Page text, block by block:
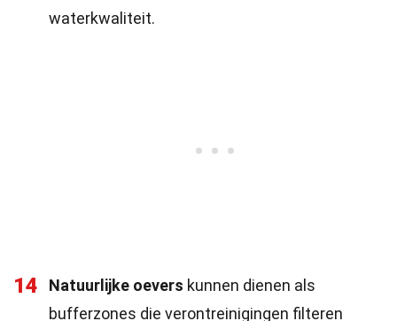
waterkwaliteit.
14 Natuurlijke oevers kunnen dienen als
bufferzones die verontreinigingen filteren